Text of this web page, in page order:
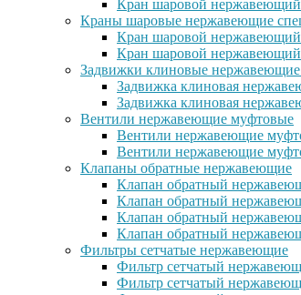
Кран шаровой
Краны шаровые нержавеющие
Кран шаровой нержавеющий
Кран шаровой
Задвижки клиновые
Задвижка клиновая
Задвижка клиновая
Вентили нержавеющие муфтовые
Вентили нержавеющие
Вентили нержавеющие
Клапаны обратные нержавеющие
Клапан обратный
Клапан обратный
Клапан обратный
Клапан обратный
Фильтры сетчатые нержавеющие
Фильтр сетчатый
Фильтр сетчатый